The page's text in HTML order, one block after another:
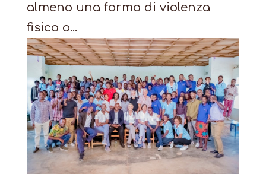
almeno una forma di violenza
fisica o...